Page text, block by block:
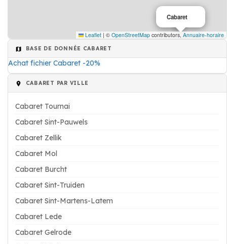
Cabaret
Leaflet | © OpenStreetMap contributors, Annuaire-horaire
BASE DE DONNÉE CABARET
Achat fichier Cabaret -20%
CABARET PAR VILLE
Cabaret Tournai
Cabaret Sint-Pauwels
Cabaret Zellik
Cabaret Mol
Cabaret Burcht
Cabaret Sint-Truiden
Cabaret Sint-Martens-Latem
Cabaret Lede
Cabaret Gelrode